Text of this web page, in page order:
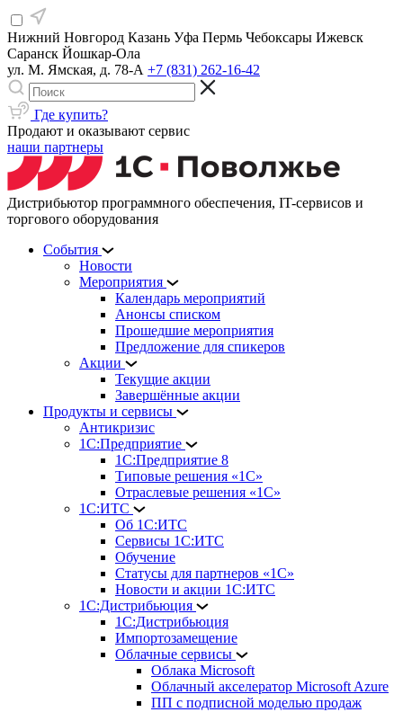
Нижний Новгород Казань Уфа Пермь Чебоксары Ижевск
Саранск Йошкар-Ола
ул. М. Ямская, д. 78-А +7 (831) 262-16-42
Где купить?
Продают и оказывают сервис
наши партнеры
Дистрибьютор программного обеспечения, IT-сервисов и
торгового оборудования
События
Новости
Мероприятия
Календарь мероприятий
Анонсы списком
Прошедшие мероприятия
Предложение для спикеров
Акции
Текущие акции
Завершённые акции
Продукты и сервисы
Антикризис
1С:Предприятие
1С:Предприятие 8
Типовые решения «1С»
Отраслевые решения «1С»
1С:ИТС
Об 1С:ИТС
Сервисы 1С:ИТС
Обучение
Статусы для партнеров «1С»
Новости и акции 1С:ИТС
1С:Дистрибьюция
1С:Дистрибьюция
Импортозамещение
Облачные сервисы
Облака Microsoft
Облачный акселератор Microsoft Azure
ПП с подписной моделью продаж